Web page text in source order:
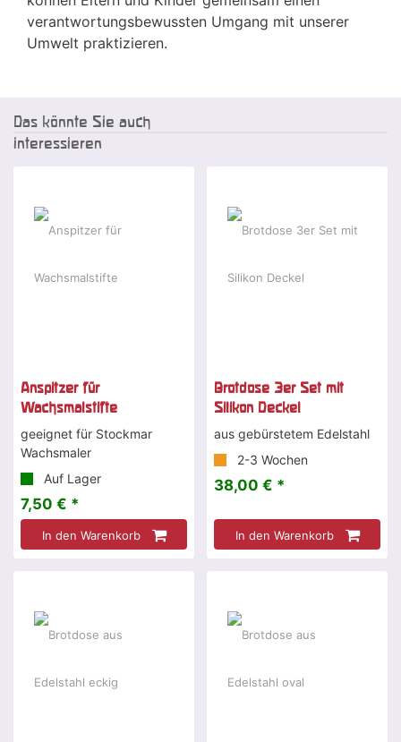
verantwortungsbewussten Umgang mit unserer
Umwelt praktizieren.
Das könnte Sie auch
interessieren
Anspitzer für
Wachsmalstifte
geeignet für Stockmar
Wachsmaler
Auf Lager
7,50 € *
In den Warenkorb
Brotdose 3er Set mit
Silikon Deckel
aus gebürstetem Edelstahl
2-3 Wochen
38,00 € *
In den Warenkorb